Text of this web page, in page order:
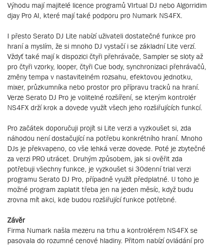
Výhodu mají majitelé licence programů VIrtual DJ nebo Algorridim
djay Pro AI, které mají také podporu pro Numark NS4FX.
I přesto Serato DJ Lite nabízí uživateli dostatečné funkce pro
hraní a myslím, že si mnoho DJ vystačí i se základní Lite verzí.
Vždyť také mají k dispozici čtyři přehrávače, Sampler se sloty až
pro čtyři vzorky, looper, čtyři Cue body, synchronizaci přehrávačů,
změny tempa v nastavitelném rozsahu, efektovou jednotku,
mixer, průzkumníka nebo prostor pro přípravu tracků na hraní.
Verze Serato DJ Pro je volitelné rozšíření, se kterým kontrolér
NS4FX drží krok a dovede využít všech jeho rozšiřujících funkcí.
Pro začátek doporučuji projít si Lite verzi a vyzkoušet si, zda
náhodou není dostačující na potřebu konkrétního hraní. Mnoho
DJs je překvapeno, co vše lehká verze dovede. Poté je zbytečné
za verzi PRO utrácet. Druhým způsobem, jak si ověřit zda
potřebuji všechny funkce, je vyzkoušet si 30denní trial verzi
programu Serato DJ Pro, případně využít předplatné. U toho je
možné program zaplatit třeba jen na jeden měsíc, když budu
zrovna mít akci, kde budou rozšiřující funkce potřebné.
Závěr
Firma Numark našla mezeru na trhu a kontrolérem NS4FX se
pasovala do rozumné cenové hladiny. Přitom nabízí ovládání pro